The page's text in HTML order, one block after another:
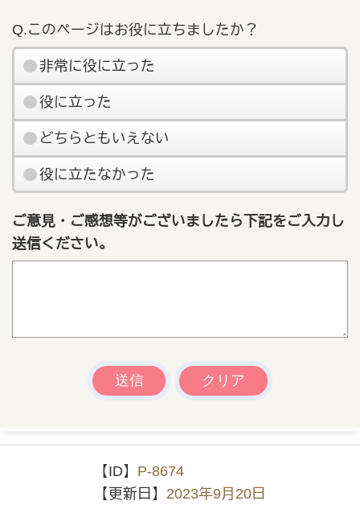
Q.このページはお役に立ちましたか？
非常に役に立った
役に立った
どちらともいえない
役に立たなかった
ご意見・ご感想等がございましたら下記をご入力し
送信ください。
【ID】 P-8674
【更新日】 2023年9月20日